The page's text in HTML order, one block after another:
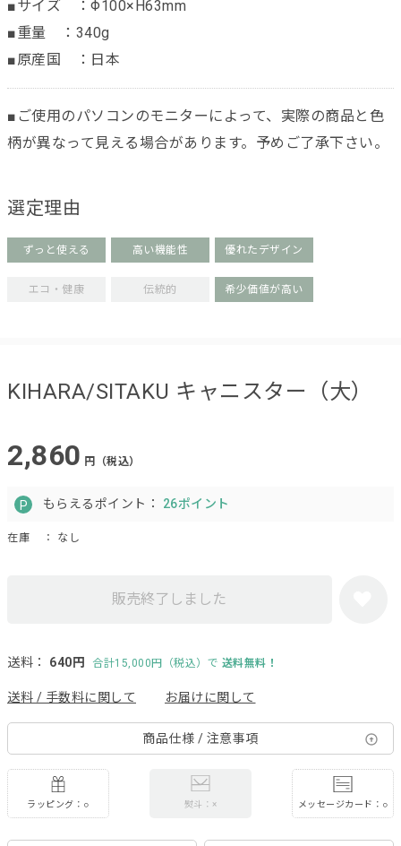
■サイズ ：Φ100×H63mm
■重量 ：340g
■原産国 ：日本
■ご使用のパソコンのモニターによって、実際の商品と色
柄が異なって見える場合があります。予めご了承下さい。
選定理由
ずっと使える 高い機能性 優れたデザイン
エコ・健康 伝統的 希少価値が高い
KIHARA/SITAKU キャニスター（大）
2,860 円（税込）
もらえるポイント： 26ポイント
在庫 ： なし
販売終了しました
送料： 640円 合計15,000円（税込）で 送料無料！
送料 / 手数料に関して お届けに関して
商品仕様 / 注意事項
ラッピング：○ 熨斗：× メッセージカード：○